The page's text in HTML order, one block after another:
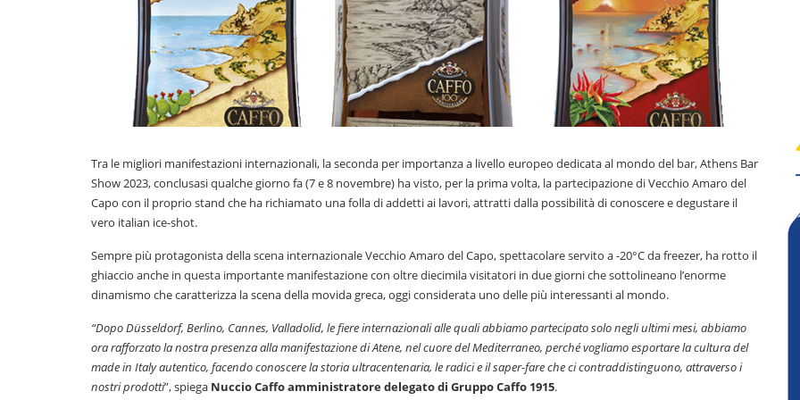
Tra le migliori manifestazioni internazionali, la seconda per importanza a livello europeo dedicata al mondo del bar, Athens Bar
Show 2023, conclusasi qualche giorno fa (7 e 8 novembre) ha visto, per la prima volta, la partecipazione di Vecchio Amaro del
Capo con il proprio stand che ha richiamato una folla di addetti ai lavori, attratti dalla possibilità di conoscere e degustare il
vero italian ice-shot.
Sempre più protagonista della scena internazionale Vecchio Amaro del Capo, spettacolare servito a -20°C da freezer, ha rotto il
ghiaccio anche in questa importante manifestazione con oltre diecimila visitatori in due giorni che sottolineano l’enorme
dinamismo che caratterizza la scena della movida greca, oggi considerata uno delle più interessanti al mondo.
“Dopo Düsseldorf, Berlino, Cannes, Valladolid, le fiere internazionali alle quali abbiamo partecipato solo negli ultimi mesi, abbiamo
ora rafforzato la nostra presenza alla manifestazione di Atene, nel cuore del Mediterraneo, perché vogliamo esportare la cultura del
made in Italy autentico, facendo conoscere la storia ultracentenaria, le radici e il saper-fare che ci contraddistinguono, attraverso i
nostri prodotti”, spiega Nuccio Caffo amministratore delegato di Gruppo Caffo 1915.